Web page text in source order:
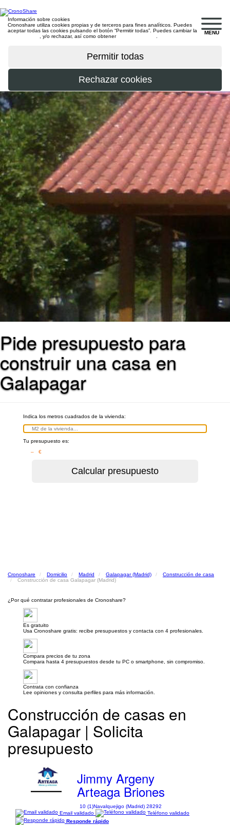
MENU
Información sobre cookies
Cronoshare utiliza cookies propias y de terceros para fines analíticos. Puedes
aceptar todas las cookies pulsando el botón “Permitir todas”. Puedes cambiar la
, y/o rechazar, así como obtener
Pide presupuesto para
construir una casa en
Galapagar
Indica los metros cuadrados de la vivienda:
Tu presupuesto es:
– €
Cronoshare Domicilio Madrid Galapagar (Madrid)
Construcción de casa
Construcción de casa Galapagar (Madrid)
¿Por qué contratar profesionales de Cronoshare?
Es gratuito
Usa Cronoshare gratis: recibe presupuestos y contacta con 4 profesionales.
Compara precios de tu zona
Compara hasta 4 presupuestos desde tu PC o smartphone, sin compromiso.
Contrata con confianza
Lee opiniones y consulta perfiles para más información.
Construcción de casas en
Galapagar | Solicita
presupuesto
Jimmy Argeny
Arteaga Briones
10 (1)Navalquejigo (Madrid) 28292
Email validado
Teléfono validado
Responde rápido